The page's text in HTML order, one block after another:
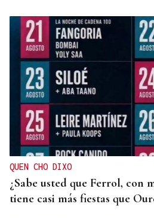
INCENDIO EN UN BARRANCO
Unos 200 efectivos
que ya roza las 400 hectáreas
QUEN CHO DIXO
¿Sabe usted que Ferrol, con
tiene casi más fiestas que